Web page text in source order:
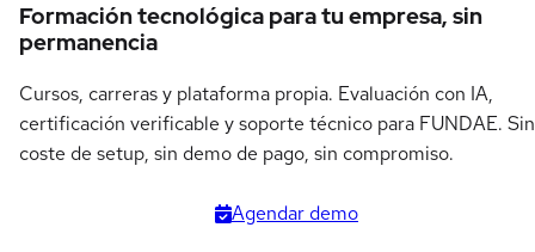
Formación tecnológica para tu empresa, sin
permanencia
Cursos, carreras y plataforma propia. Evaluación con IA,
certificación verificable y soporte técnico para FUNDAE. Sin
coste de setup, sin demo de pago, sin compromiso.
Agendar demo